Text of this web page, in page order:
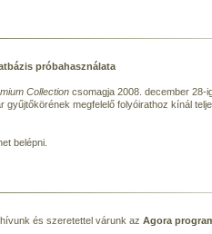
próbahasználata
Collection csomagja 2008. december 28-
gyűjtőkörének megfelelő folyóirathoz kínál
belépni.
és szeretettel várunk az Agora